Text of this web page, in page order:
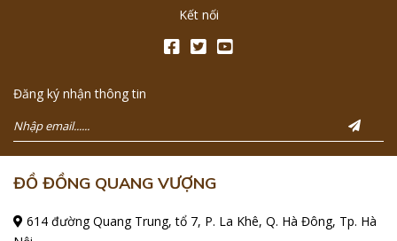
Kết nối
Đăng ký nhận thông tin
ĐỒ ĐỒNG QUANG VƯỢNG
614 đường Quang Trung, tổ 7, P. La Khê, Q. Hà Đông, Tp. Hà